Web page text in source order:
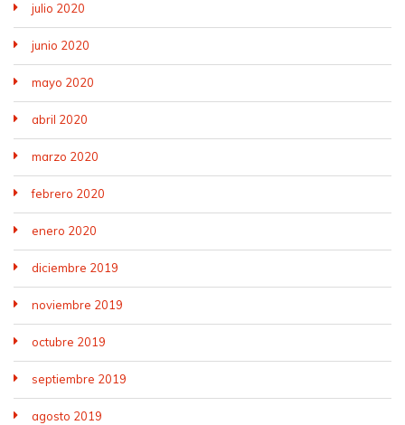
julio 2020
junio 2020
mayo 2020
abril 2020
marzo 2020
febrero 2020
enero 2020
diciembre 2019
noviembre 2019
octubre 2019
septiembre 2019
agosto 2019